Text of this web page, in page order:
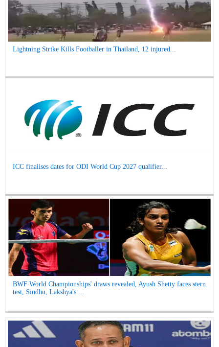
Lightning Strike Kills Footballer in Thailand, 12 injured...
ICC finalises dates for ODI World Cup 2027 qualifier...
BWF World Championships' draws revealed, Ayush Shetty faces stern
test, Sindhu, Lakshya's ...